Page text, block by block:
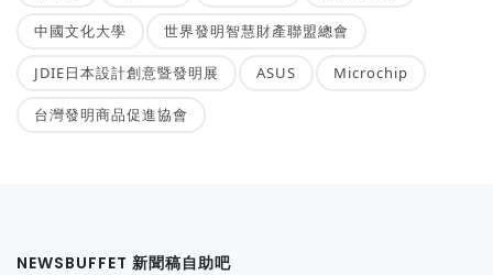
中國文化大學 世界發明智慧財產聯盟總會
JDIE日本設計創意暨發明展 ASUS Microchip
台灣發明商品促進協會
NEWSBUFFET 新聞稿自助吧